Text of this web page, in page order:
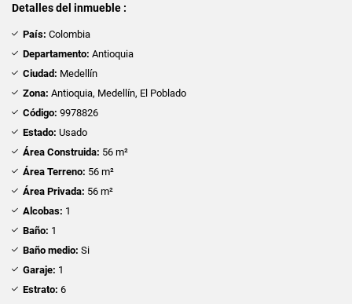
Detalles del inmueble :
País: Colombia
Departamento: Antioquia
Ciudad: Medellín
Zona: Antioquia, Medellín, El Poblado
Código: 9978826
Estado: Usado
Área Construida: 56 m²
Área Terreno: 56 m²
Área Privada: 56 m²
Alcobas: 1
Baño: 1
Baño medio: Si
Garaje: 1
Estrato: 6